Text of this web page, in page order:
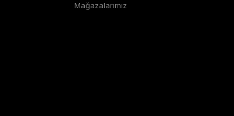
Mağazalarımız